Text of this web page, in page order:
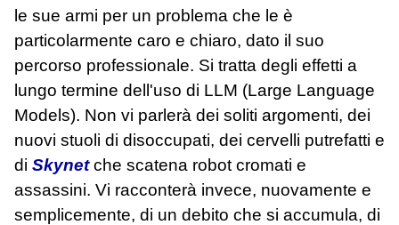
le sue armi per un problema che le è
particolarmente caro e chiaro, dato il suo
percorso professionale. Si tratta degli effetti a
lungo termine dell'uso di LLM (Large Language
Models). Non vi parlerà dei soliti argomenti, dei
nuovi stuoli di disoccupati, dei cervelli putrefatti e
di Skynetche scatena robot cromati e
assassini. Vi racconterà invece, nuovamente e
semplicemente, di un debito che si accumula, di